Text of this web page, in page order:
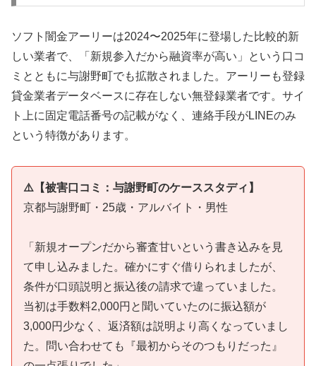
ソフト闇金アーリーは2024〜2025年に登場した比較的新
しい業者で、「新規参入だから融資率が高い」という口コ
ミとともに与謝野町でも拡散されました。アーリーも登録
貸金業者データベースに存在しない無登録業者です。サイ
ト上に固定電話番号の記載がなく、連絡手段がLINEのみ
という特徴があります。
⚠️【被害口コミ：与謝野町のケーススタディ】
京都与謝野町・25歳・アルバイト・男性
「新規オープンだから審査甘いという書き込みを見
て申し込みました。確かにすぐ借りられましたが、
条件が口頭説明と振込後の請求で違っていました。
当初は手数料2,000円と聞いていたのに振込額が
3,000円少なく、返済額は説明より高くなっていまし
た。問い合わせても『最初からそのつもりだった』